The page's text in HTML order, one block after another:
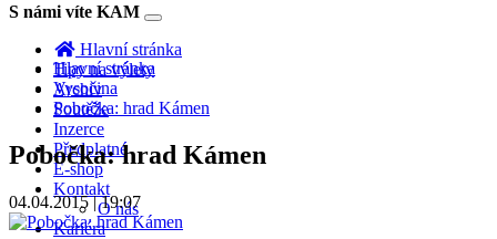
S námi víte KAM
Toggle
navigation
Hlavní stránka
Tipy na výlety
Archiv
Soutěže
Inzerce
Předplatné
E-shop
Kontakt
O nás
Kariéra
Hlavní stránka
Vysočina
Pobočka: hrad Kámen
Pobočka: hrad Kámen
04.04.2015 | 19:07